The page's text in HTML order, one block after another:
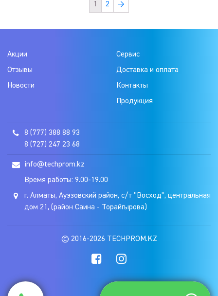
1 2 →
Акции
Отзывы
Новости
Сервис
Доставка и оплата
Контакты
Продукция
8 (777) 388 88 93
8 (727) 247 23 68
info@techprom.kz
Время работы: 9.00-19.00
г. Алматы, Ауэзовский район, с/т "Восход", центральная
дом 21, (район Саина - Торайгырова)
© 2016-2026 TECHPROM.KZ